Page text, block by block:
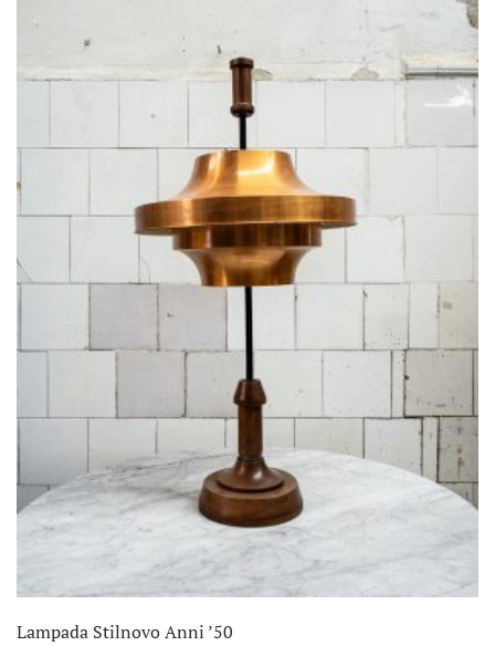
Lampada Stilnovo Anni ’50